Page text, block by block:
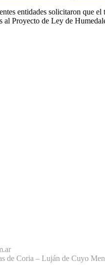
entidades solicitaron que
al Proyecto de Ley de
de Coria – Luján de Cuyo